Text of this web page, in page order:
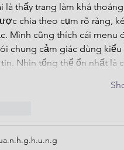
là thấy trang làm khá
chia theo cụm rõ ràng,
Mình cũng thích cái menu
chung cảm giác dùng
Nhìn tổng thể ổn nhất là